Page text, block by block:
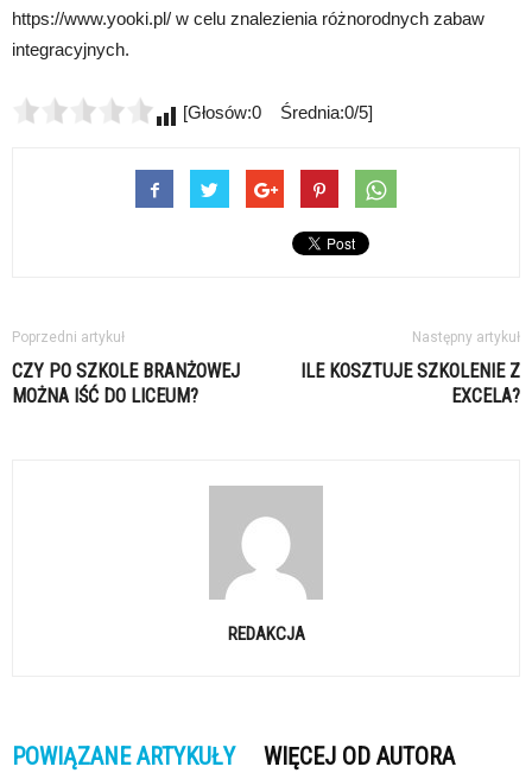
https://www.yooki.pl/ w celu znalezienia różnorodnych zabaw
integracyjnych.
[Głosów:0 Średnia:0/5]
Poprzedni artykuł
CZY PO SZKOLE BRANŻOWEJ
MOŻNA IŚĆ DO LICEUM?
Następny artykuł
ILE KOSZTUJE SZKOLENIE Z
EXCELA?
REDAKCJA
POWIĄZANE ARTYKUŁY WIĘCEJ OD AUTORA